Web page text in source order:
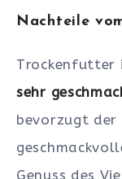
Nachteile
Trockenfutter
sehr
bevorzugt der
Genuss des